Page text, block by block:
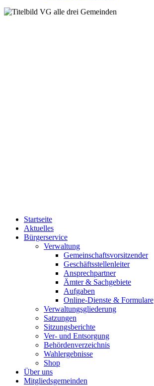
Startseite
Aktuelles
Bürgerservice
Verwaltung
Gemeinschaftsvorsitzender
Geschäftsstellenleiter
Ansprechpartner
Ämter & Sachgebiete
Aufgaben
Online-Dienste & Formulare
Verwaltungsgliederung
Satzungen
Sitzungsberichte
Ver- und Entsorgung
Behördenverzeichnis
Wahlergebnisse
Shop
Über uns
Mitgliedsgemeinden